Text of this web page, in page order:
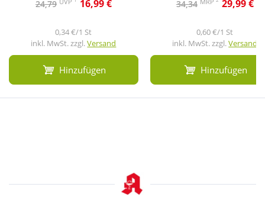
24,79 16,99 €
0,34 €/1 St
inkl. MwSt. zzgl.Versand
Hinzufügen
34,34 29,99 €
0,60 €/1 St
inkl. MwSt. zzgl.Versand
Hinzufügen